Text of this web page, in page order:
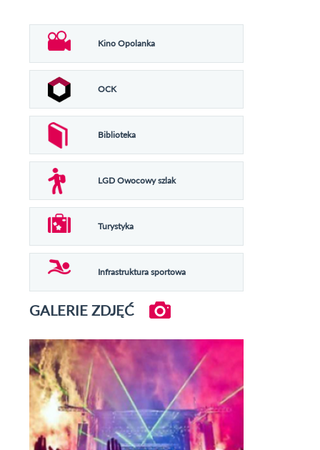
Kino Opolanka
OCK
Biblioteka
LGD Owocowy szlak
Turystyka
Infrastruktura sportowa
GALERIE ZDJĘĆ